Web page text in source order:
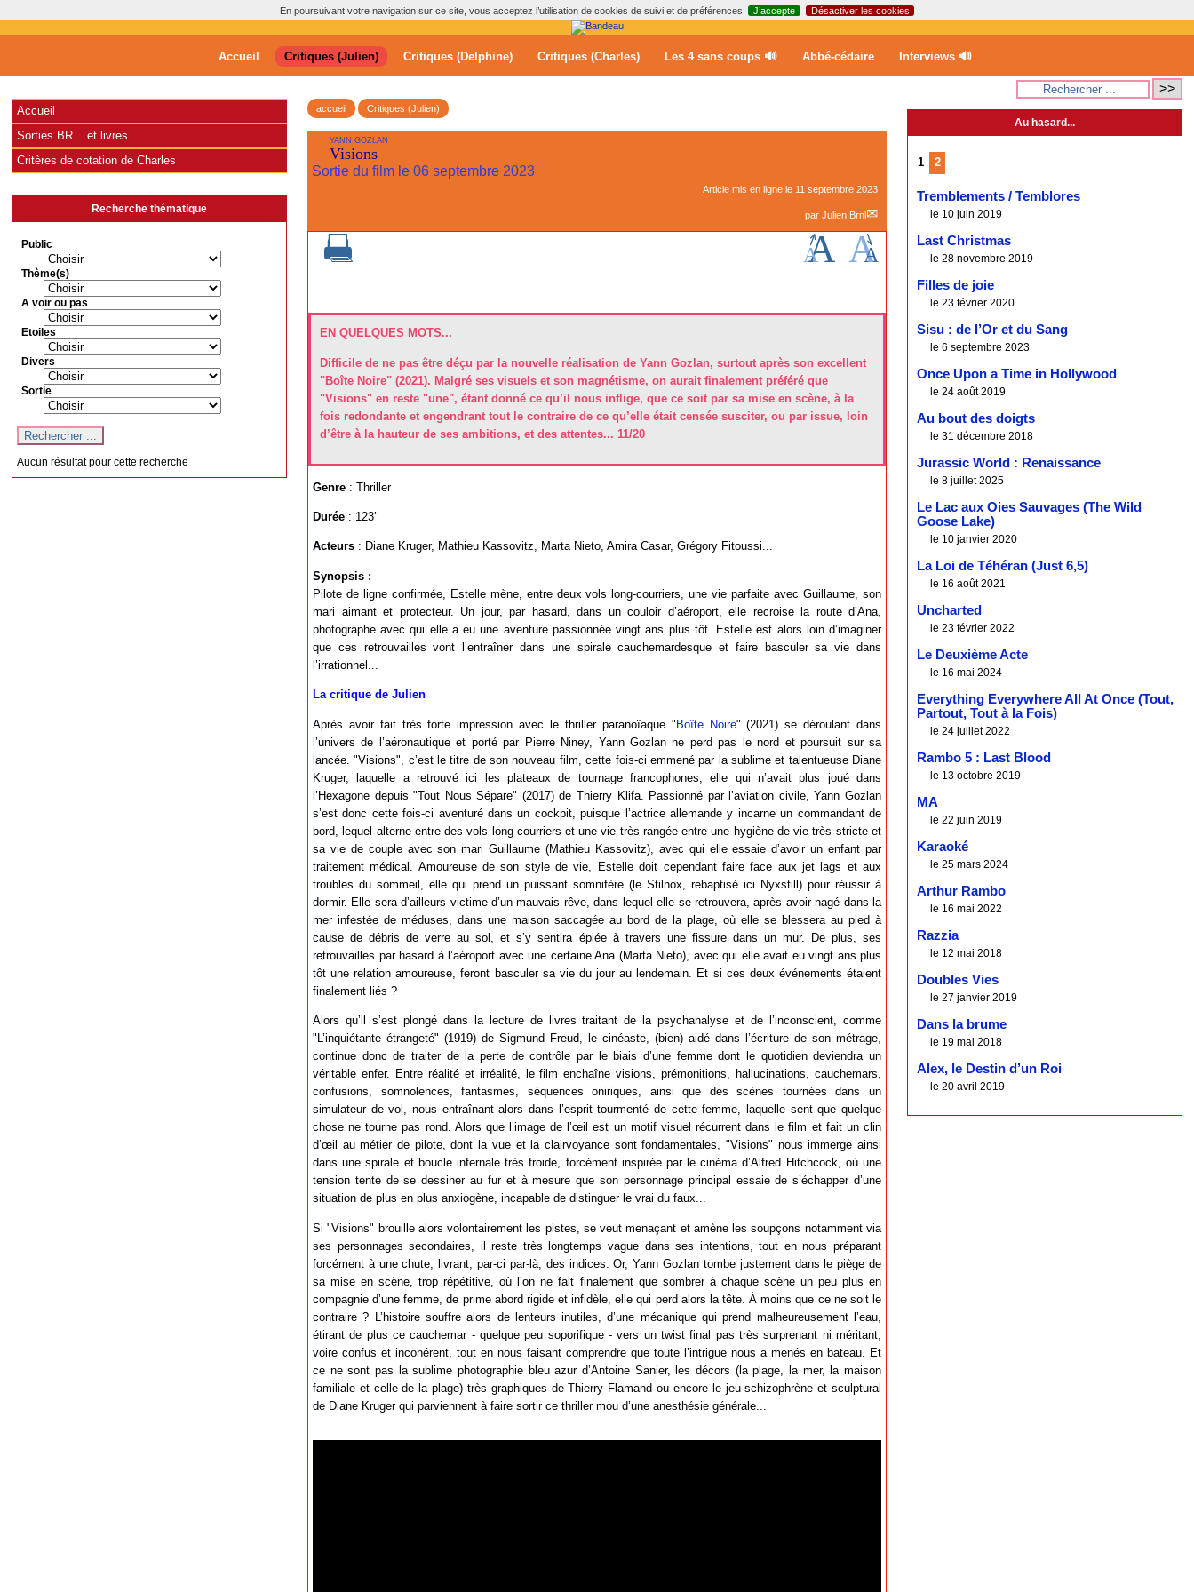
En poursuivant votre navigation sur ce site, vous acceptez l’utilisation de cookies de suivi et de préférences J’accepte Désactiver les cookies
Accueil Critiques (Julien) Critiques (Delphine) Critiques (Charles) Les 4 sans coups 🔊 Abbé-cédaire Interviews 🔊
accueil Critiques (Julien)
YANN GOZLAN
Visions
Sortie du film le 06 septembre 2023
Article mis en ligne le 11 septembre 2023
par Julien Brnl
EN QUELQUES MOTS...
Difficile de ne pas être déçu par la nouvelle réalisation de Yann Gozlan, surtout après son excellent
"Boîte Noire" (2021). Malgré ses visuels et son magnétisme, on aurait finalement préféré que
"Visions" en reste "une", étant donné ce qu’il nous inflige, que ce soit par sa mise en scène, à la
fois redondante et engendrant tout le contraire de ce qu’elle était censée susciter, ou par issue, loin
d’être à la hauteur de ses ambitions, et des attentes... 11/20
Genre : Thriller
Durée : 123’
Acteurs : Diane Kruger, Mathieu Kassovitz, Marta Nieto, Amira Casar, Grégory Fitoussi...
Synopsis :
Pilote de ligne confirmée, Estelle mène, entre deux vols long-courriers, une vie parfaite avec Guillaume, son
mari aimant et protecteur. Un jour, par hasard, dans un couloir d’aéroport, elle recroise la route d’Ana,
photographe avec qui elle a eu une aventure passionnée vingt ans plus tôt. Estelle est alors loin d’imaginer
que ces retrouvailles vont l’entraîner dans une spirale cauchemardesque et faire basculer sa vie dans
l’irrationnel...
La critique de Julien
Après avoir fait très forte impression avec le thriller paranoïaque "Boîte Noire" (2021) se déroulant dans
l’univers de l’aéronautique et porté par Pierre Niney, Yann Gozlan ne perd pas le nord et poursuit sur sa
lancée. "Visions", c’est le titre de son nouveau film, cette fois-ci emmené par la sublime et talentueuse Diane
Kruger, laquelle a retrouvé ici les plateaux de tournage francophones, elle qui n’avait plus joué dans
l’Hexagone depuis "Tout Nous Sépare" (2017) de Thierry Klifa. Passionné par l’aviation civile, Yann Gozlan
s’est donc cette fois-ci aventuré dans un cockpit, puisque l’actrice allemande y incarne un commandant de
bord, lequel alterne entre des vols long-courriers et une vie très rangée entre une hygiène de vie très stricte et
sa vie de couple avec son mari Guillaume (Mathieu Kassovitz), avec qui elle essaie d’avoir un enfant par
traitement médical. Amoureuse de son style de vie, Estelle doit cependant faire face aux jet lags et aux
troubles du sommeil, elle qui prend un puissant somnifère (le Stilnox, rebaptisé ici Nyxstill) pour réussir à
dormir. Elle sera d’ailleurs victime d’un mauvais rêve, dans lequel elle se retrouvera, après avoir nagé dans la
mer infestée de méduses, dans une maison saccagée au bord de la plage, où elle se blessera au pied à
cause de débris de verre au sol, et s’y sentira épiée à travers une fissure dans un mur. De plus, ses
retrouvailles par hasard à l’aéroport avec une certaine Ana (Marta Nieto), avec qui elle avait eu vingt ans plus
tôt une relation amoureuse, feront basculer sa vie du jour au lendemain. Et si ces deux événements étaient
finalement liés ?
Alors qu’il s’est plongé dans la lecture de livres traitant de la psychanalyse et de l’inconscient, comme
"L’inquiétante étrangeté" (1919) de Sigmund Freud, le cinéaste, (bien) aidé dans l’écriture de son métrage,
continue donc de traiter de la perte de contrôle par le biais d’une femme dont le quotidien deviendra un
véritable enfer. Entre réalité et irréalité, le film enchaîne visions, prémonitions, hallucinations, cauchemars,
confusions, somnolences, fantasmes, séquences oniriques, ainsi que des scènes tournées dans un
simulateur de vol, nous entraînant alors dans l’esprit tourmenté de cette femme, laquelle sent que quelque
chose ne tourne pas rond. Alors que l’image de l’œil est un motif visuel récurrent dans le film et fait un clin
d’œil au métier de pilote, dont la vue et la clairvoyance sont fondamentales, "Visions" nous immerge ainsi
dans une spirale et boucle infernale très froide, forcément inspirée par le cinéma d’Alfred Hitchcock, où une
tension tente de se dessiner au fur et à mesure que son personnage principal essaie de s’échapper d’une
situation de plus en plus anxiogène, incapable de distinguer le vrai du faux...
Si "Visions" brouille alors volontairement les pistes, se veut menaçant et amène les soupçons notamment via
ses personnages secondaires, il reste très longtemps vague dans ses intentions, tout en nous préparant
forcément à une chute, livrant, par-ci par-là, des indices. Or, Yann Gozlan tombe justement dans le piège de
sa mise en scène, trop répétitive, où l’on ne fait finalement que sombrer à chaque scène un peu plus en
compagnie d’une femme, de prime abord rigide et infidèle, elle qui perd alors la tête. À moins que ce ne soit le
contraire ? L’histoire souffre alors de lenteurs inutiles, d’une mécanique qui prend malheureusement l’eau,
étirant de plus ce cauchemar - quelque peu soporifique - vers un twist final pas très surprenant ni méritant,
voire confus et incohérent, tout en nous faisant comprendre que toute l’intrigue nous a menés en bateau. Et
ce ne sont pas la sublime photographie bleu azur d’Antoine Sanier, les décors (la plage, la mer, la maison
familiale et celle de la plage) très graphiques de Thierry Flamand ou encore le jeu schizophrène et sculptural
de Diane Kruger qui parviennent à faire sortir ce thriller mou d’une anesthésie générale...
Accueil
Sorties BR... et livres
Critères de cotation de Charles
Recherche thématique
Public
Thème(s)
A voir ou pas
Etoiles
Divers
Sortie
Aucun résultat pour cette recherche
Au hasard...
1 2
Tremblements / Temblores
le 10 juin 2019
Last Christmas
le 28 novembre 2019
Filles de joie
le 23 février 2020
Sisu : de l’Or et du Sang
le 6 septembre 2023
Once Upon a Time in Hollywood
le 24 août 2019
Au bout des doigts
le 31 décembre 2018
Jurassic World : Renaissance
le 8 juillet 2025
Le Lac aux Oies Sauvages (The Wild
Goose Lake)
le 10 janvier 2020
La Loi de Téhéran (Just 6,5)
le 16 août 2021
Uncharted
le 23 février 2022
Le Deuxième Acte
le 16 mai 2024
Everything Everywhere All At Once (Tout,
Partout, Tout à la Fois)
le 24 juillet 2022
Rambo 5 : Last Blood
le 13 octobre 2019
MA
le 22 juin 2019
Karaoké
le 25 mars 2024
Arthur Rambo
le 16 mai 2022
Razzia
le 12 mai 2018
Doubles Vies
le 27 janvier 2019
Dans la brume
le 19 mai 2018
Alex, le Destin d’un Roi
le 20 avril 2019